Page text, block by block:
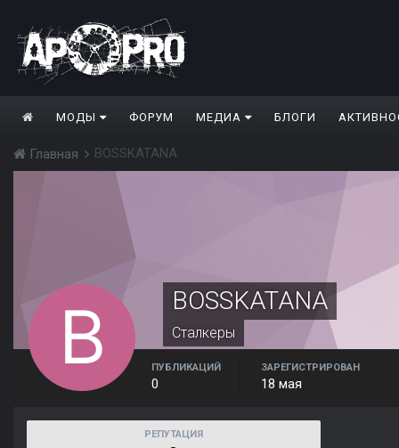
МОДЫ ФОРУМ МЕДИА БЛОГИ
Главная BOSSKATANA
BOSSKATANA
Сталкеры
ПУБЛИКАЦИЙ
0
ЗАРЕГИСТРИРОВАН
18 мая
РЕПУТАЦИЯ